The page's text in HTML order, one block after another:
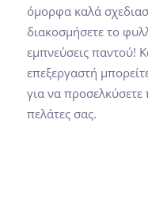
όμορφα καλά
διακοσμήσετε το
εμπνεύσεις παντού!
επεξεργαστή
για να
πελάτες σας.